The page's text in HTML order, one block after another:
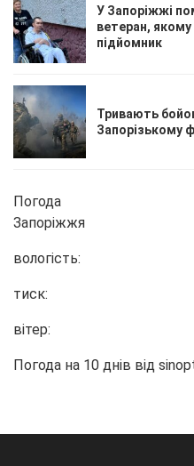
У Запоріжжі
ветеран, якому
підйомник
Тривають
Запорізькому
Погода
Запоріжжя
вологість:
тиск:
вітер:
Погода на 10 днів від